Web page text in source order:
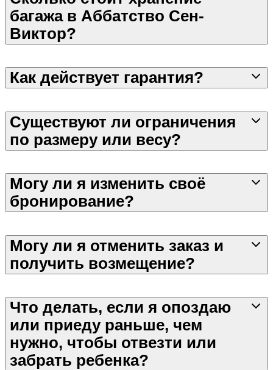
багажа в Аббатство Сен-
Виктор?
Как действует гарантия?
Существуют ли ограничения
по размеру или весу?
Могу ли я изменить своё
бронирование?
Могу ли я отменить заказ и
получить возмещение?
Что делать, если я опоздаю
или приеду раньше, чем
нужно, чтобы отвезти или
забрать ребенка?